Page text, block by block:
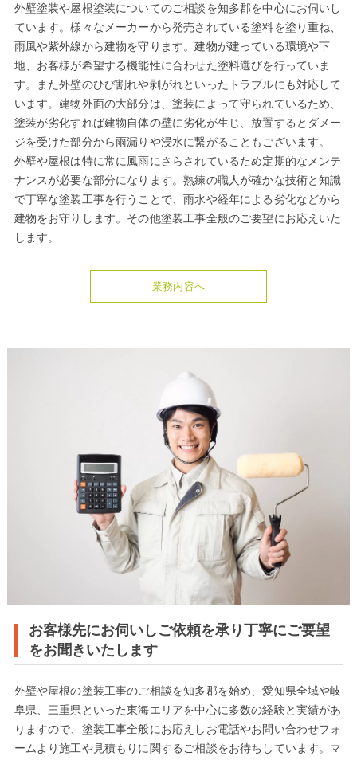
外壁塗装や屋根塗装についてのご相談を知多郡を中心にお伺いし
ています。様々なメーカーから発売されている塗料を塗り重ね、
雨風や紫外線から建物を守ります。建物が建っている環境や下
地、お客様が希望する機能性に合わせた塗料選びを行っていま
す。また外壁のひび割れや剥がれといったトラブルにも対応して
います。建物外面の大部分は、塗装によって守られているため、
塗装が劣化すれば建物自体の壁に劣化が生じ、放置するとダメー
ジを受けた部分から雨漏りや浸水に繋がることもございます。
外壁や屋根は特に常に風雨にさらされているため定期的なメンテ
ナンスが必要な部分になります。熟練の職人が確かな技術と知識
で丁寧な塗装工事を行うことで、雨水や経年による劣化などから
建物をお守りします。その他塗装工事全般のご要望にお応えいた
します。
業務内容へ
お客様先にお伺いしご依頼を承り丁寧にご要望
をお聞きいたします
外壁や屋根の塗装工事のご相談を知多郡を始め、愛知県全域や岐
阜県、三重県といった東海エリアを中心に多数の経験と実績があ
りますので、塗装工事全般にお応えしお電話やお問い合わせフォ
ームより施工や見積もりに関するご相談をお待ちしています。マ